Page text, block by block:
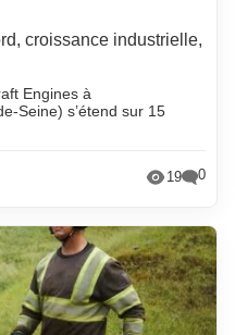
croissance industrielle,
Engines à
Seine) s’étend sur 15
19 0